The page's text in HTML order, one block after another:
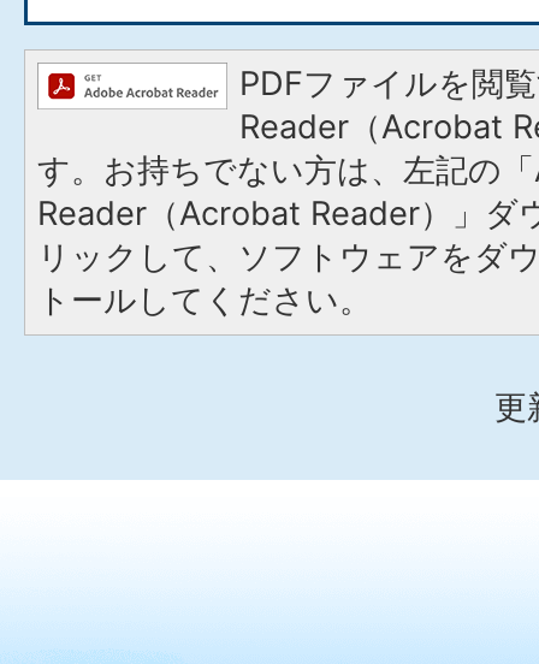
PDFファイルを閲
Reader（Acrobat
す。お持ちでない方は、左記の
Reader（Acrobat Reader）」ダ
リックして、ソフトウェアをダ
トールしてください。
更